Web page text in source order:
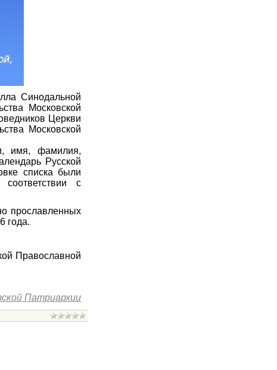
Синодальной
Московской
Церкви
Московской
имя, фамилия,
Русской
списка были
с
прославленных
года.
Православной
Патриархии